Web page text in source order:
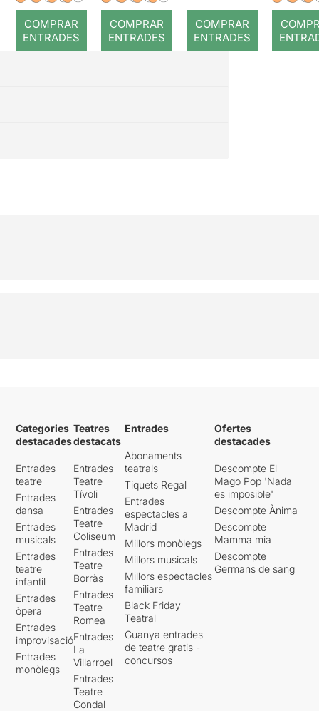
COMPRAR
ENTRADES
COMPRAR
ENTRADES
COMPRAR
ENTRADES
Categories
destacades
Entrades
teatre
Entrades
dansa
Entrades
musicals
Entrades
teatre
infantil
Entrades
òpera
Entrades
improvisació
Entrades
monòlegs
Teatres
destacats
Entrades
Teatre
Tívoli
Entrades
Teatre
Coliseum
Entrades
Teatre
Borràs
Entrades
Teatre
Romea
Entrades
La
Villarroel
Entrades
Teatre
Condal
Entrades
Abonaments
teatrals
Tiquets Regal
Entrades
espectacles a
Madrid
Millors monòlegs
Millors musicals
Millors espectacles
familiars
Black Friday
Teatral
Guanya entrades
de teatre gratis -
concursos
Ofertes
destacades
Descompte El
Mago Pop 'Nada
es imposible'
Descompte Ànima
Descompte
Mamma mia
Descompte
Germans de sang